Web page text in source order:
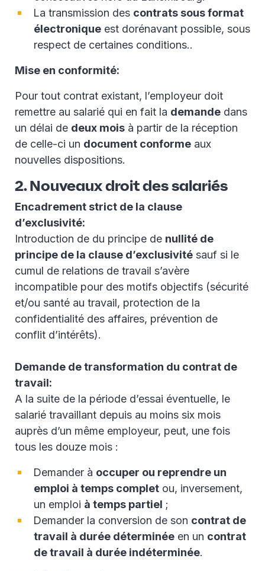
La transmission des contrats sous format
électronique est dorénavant possible, sous
respect de certaines conditions..
Mise en conformité:
Pour tout contrat existant, l’employeur doit
remettre au salarié qui en fait la demande dans
un délai de deux mois à partir de la réception
de celle-ci un document conforme aux
nouvelles dispositions.
2. Nouveaux droit des salariés
Encadrement strict de la clause
d’exclusivité:
Introduction de du principe de nullité de
principe de la clause d’exclusivité sauf si le
cumul de relations de travail s’avère
incompatible pour des motifs objectifs (sécurité
et/ou santé au travail, protection de la
confidentialité des affaires, prévention de
conflit d’intérêts).
Demande de transformation du contrat de
travail:
A la suite de la période d’essai éventuelle, le
salarié travaillant depuis au moins six mois
auprès d’un même employeur, peut, une fois
tous les douze mois :
Demander à occuper ou reprendre un
emploi à temps complet ou, inversement,
un emploi à temps partiel ;
Demander la conversion de son contrat de
travail à durée déterminée en un contrat
de travail à durée indéterminée.